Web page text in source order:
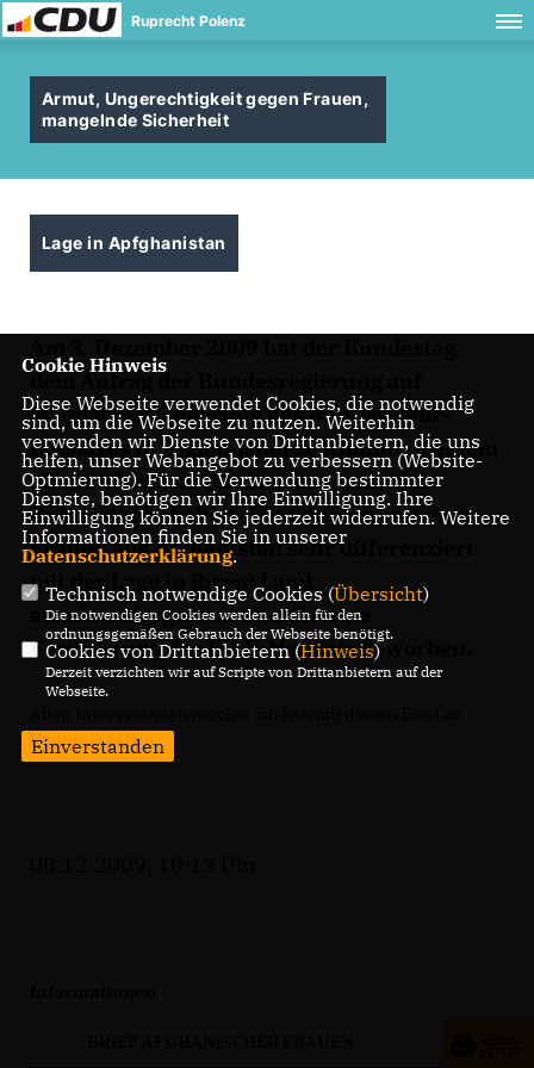
Ruprecht Polenz
Armut, Ungerechtigkeit gegen Frauen,
mangelnde Sicherheit
Lage in Apfghanistan
dem Antrag der Bundesregierung auf
Mandatsverlängerung des Bundeswehr-
Einsatzes in Afghanistan zustimmt. In einem
offenen Brief an die Abgeordneten des
Bundestages haben sich neun prominente
Frauen aus Afghanistan sehr differenziert
mit der Lage in ihrem Land
auseinandergesetzt und für eine
Fortführung des ISAF-Mandats geworben.
Kenntnis geben.
Cookie Hinweis
Diese Webseite verwendet Cookies, die notwendig
sind, um die Webseite zu nutzen. Weiterhin
verwenden wir Dienste von Drittanbietern, die uns
helfen, unser Webangebot zu verbessern (Website-
Optmierung). Für die Verwendung bestimmter
Dienste, benötigen wir Ihre Einwilligung. Ihre
Einwilligung können Sie jederzeit widerrufen. Weitere
Informationen finden Sie in unserer
Datenschutzerklärung.
Technisch notwendige Cookies (Übersicht)
Die notwendigen Cookies werden allein für den
ordnungsgemäßen Gebrauch der Webseite benötigt.
Cookies von Drittanbietern (Hinweis)
Derzeit verzichten wir auf Scripte von Drittanbietern auf der
Webseite.
Einverstanden